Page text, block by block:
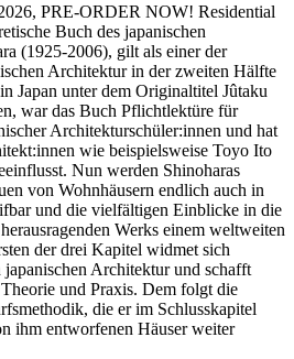
PRE-ORDER NOW! Residential
Buch des japanischen
(1925-2006), gilt als einer der
Architektur in der zweiten Hälfte
Japan unter dem Originaltitel Jûtaku
war das Buch Pflichtlektüre für
Architekturschüler:innen und hat
wie beispielsweise Toyo Ito
Nun werden Shinoharas
von Wohnhäusern endlich auch in
und die vielfältigen Einblicke in die
Werks einem weltweiten
der drei Kapitel widmet sich
Architektur und schafft
und Praxis. Dem folgt die
die er im Schlusskapitel
ihm entworfenen Häuser weiter